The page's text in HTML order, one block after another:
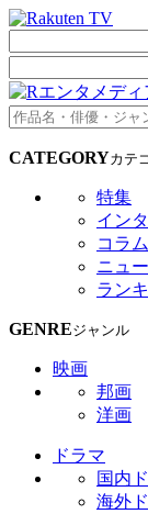
CATEGORYカテ
特集
イン
コラム
ニュ
ラン
GENREジャンル
映画
邦画
洋画
ドラマ
国内
海外